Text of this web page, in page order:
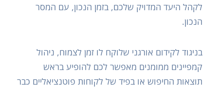
לקהל היעד המדויק שלכם, בזמן הנכון, עם המסר
הנכון.
בניגוד לקידום אורגני שלוקח לו זמן לצמוח, ניהול
קמפיינים ממומנים מאפשר לכם להופיע בראש
תוצאות החיפוש או בפיד של לקוחות פוטנציאליים כבר